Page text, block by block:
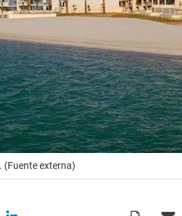
(Fuente externa)